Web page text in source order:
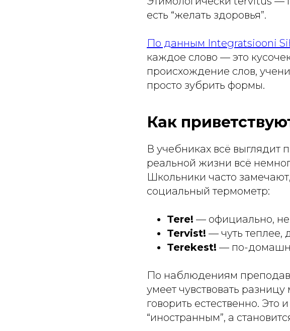
есть “желать здоровья”.
По данным Integratsiooni
каждое слово — это
происхождение слов,
просто зубрить формы.
Как
В учебниках всё выглядит
реальной жизни всё
Школьники часто
социальный термометр:
Tere! — официально,
Tervist! — чуть теплее,
Terekest! — по-
По наблюдениям
умеет чувствовать
говорить естественно. Это
“иностранным”, а